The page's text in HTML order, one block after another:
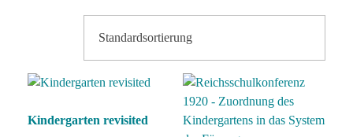
Kindergarten revisited